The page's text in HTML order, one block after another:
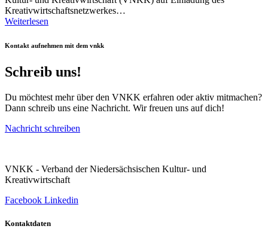
Kreativwirtschaftsnetzwerkes…
Weiterlesen
Kontakt aufnehmen mit dem vnkk
Schreib uns!
Du möchtest mehr über den VNKK erfahren oder aktiv mitmachen?
Dann schreib uns eine Nachricht. Wir freuen uns auf dich!
Nachricht schreiben
VNKK - Verband der Niedersächsischen Kultur- und
Kreativwirtschaft
Facebook Linkedin
Kontaktdaten